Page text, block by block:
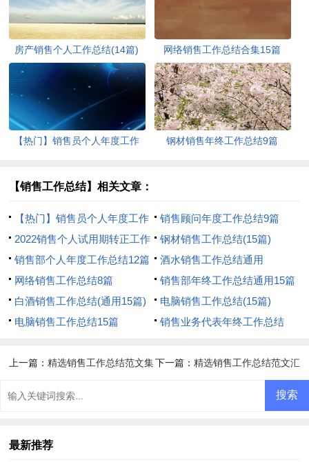
房产销售个人工作总结(14篇) 网络销售工作总结合集15篇
【热门】销售员个人年度工作
钢材销售年终工作总结9篇
【销售工作总结】相关文章：
【热门】销售员个人年度工作
总结
销售顾问年度工作总结9篇
2022销售个人试用期转正工作
总结
钢材销售工作总结(15篇)
销售部个人年度工作总结12篇
酒水销售工作总结通用
网络销售工作总结8篇
销售部年终工作总结通用15篇
白酒销售工作总结(通用15篇)
电脑销售工作总结(15篇)
电脑销售工作总结15篇
销售业务代表年终工作总结
上一篇：精选销售工作总结范文集下一篇： 精选销售工作总结范文汇
最新推荐